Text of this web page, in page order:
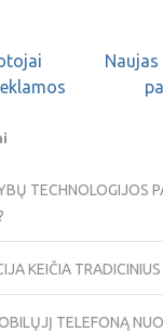
TECHNOLOGIJOS
KEIČIA TRADICINIUS
TELEFONĄ